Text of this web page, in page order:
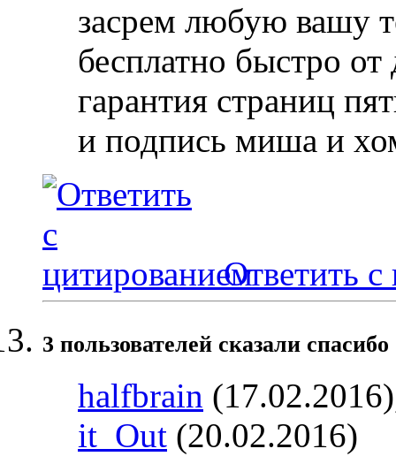
засрем любую вашу
бесплатно быстро
гарантия страниц
и подпись миша и
Ответить с
3 пользователей сказали
halfbrain
it_Out (20.02.2016)